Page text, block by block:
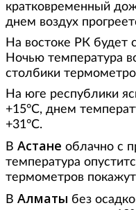
кратковременный
днем воздух
На востоке РК будет
Ночью температура
столбики
На юге республики
+15°С, днем
+31°С.
В Астане облачно с
температура
термометров
В Алматы без